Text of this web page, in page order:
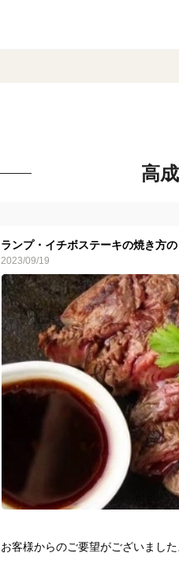
高
ランプ・イチボステーキの焼き方の
2023/09/19
お客様からのご要望がございまし